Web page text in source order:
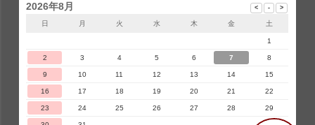
2026年8月
日 月 火 水 木 金 土
1
2 3 4 5 6 7 8
9 10 11 12 13 14 15
16 17 18 19 20 21 22
23 24 25 26 27 28 29